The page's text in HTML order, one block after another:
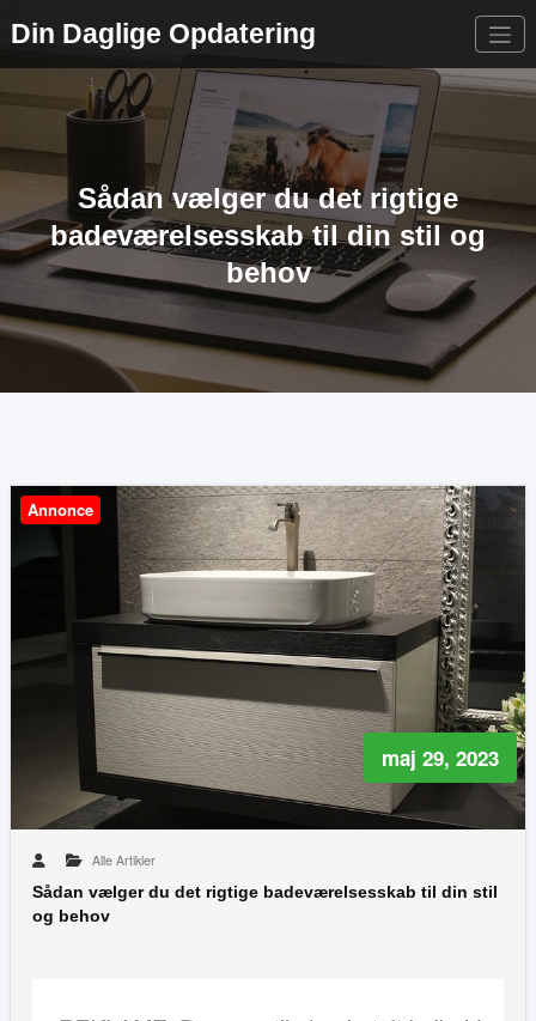
Din Daglige Opdatering
Sådan vælger du det rigtige
badeværelsesskab til din stil og
behov
Annonce
maj 29, 2023
Alle Artikler
Sådan vælger du det rigtige badeværelsesskab til din stil
og behov